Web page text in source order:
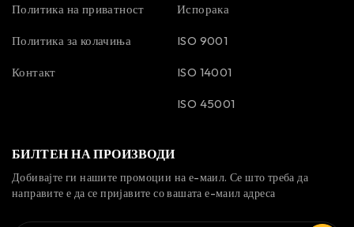
Политика на приватност
Политика за колачиња
Контакт
Испорака
ISO 9001
ISO 14001
ISO 45001
БИЛТЕН НА ПРОИЗВОДИ
Добивајте ги нашите промоции на е-маил. Се што треба да
направите е да се пријавите со вашата е-маил адреса